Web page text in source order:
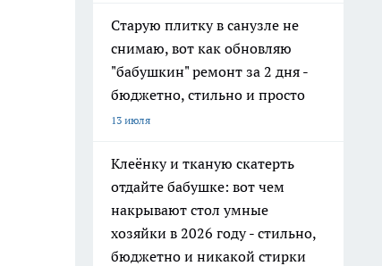
Старую плитку в санузле не
снимаю, вот как обновляю
"бабушкин" ремонт за 2 дня -
бюджетно, стильно и просто
13 июля
Клеёнку и тканую скатерть
отдайте бабушке: вот чем
накрывают стол умные
хозяйки в 2026 году - стильно,
бюджетно и никакой стирки